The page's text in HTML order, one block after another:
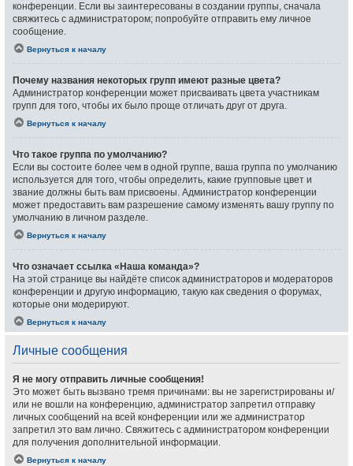
конференции. Если вы заинтересованы в создании группы, сначала
свяжитесь с администратором; попробуйте отправить ему личное
сообщение.
Вернуться к началу
Почему названия некоторых групп имеют разные цвета?
Администратор конференции может присваивать цвета участникам
групп для того, чтобы их было проще отличать друг от друга.
Вернуться к началу
Что такое группа по умолчанию?
Если вы состоите более чем в одной группе, ваша группа по умолчанию
используется для того, чтобы определить, какие групповые цвет и
звание должны быть вам присвоены. Администратор конференции
может предоставить вам разрешение самому изменять вашу группу по
умолчанию в личном разделе.
Вернуться к началу
Что означает ссылка «Наша команда»?
На этой странице вы найдёте список администраторов и модераторов
конференции и другую информацию, такую как сведения о форумах,
которые они модерируют.
Вернуться к началу
Личные сообщения
Я не могу отправить личные сообщения!
Это может быть вызвано тремя причинами: вы не зарегистрированы и/
или не вошли на конференцию, администратор запретил отправку
личных сообщений на всей конференции или же администратор
запретил это вам лично. Свяжитесь с администратором конференции
для получения дополнительной информации.
Вернуться к началу